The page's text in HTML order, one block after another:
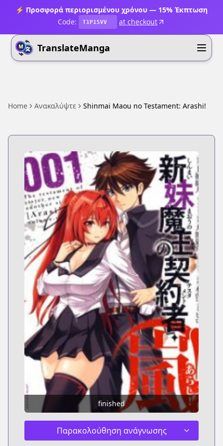
⚡ Προσφορά περιορισμένου χρόνου — 15% Έκπτωση
Code:
T1P15VV at checkout
TranslateManga
Home Ανακαλύψτε Shinmai Maou no Testament: Arashi!
finished
Παρακολούθηση ανάγνωσης